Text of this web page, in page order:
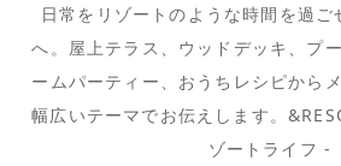
日常をリゾートのような時間を過
へ。屋上テラス、ウッドデッキ、プ
ームパーティー、おうちレシピから
幅広いテーマでお伝えします。
ゾートライフ -